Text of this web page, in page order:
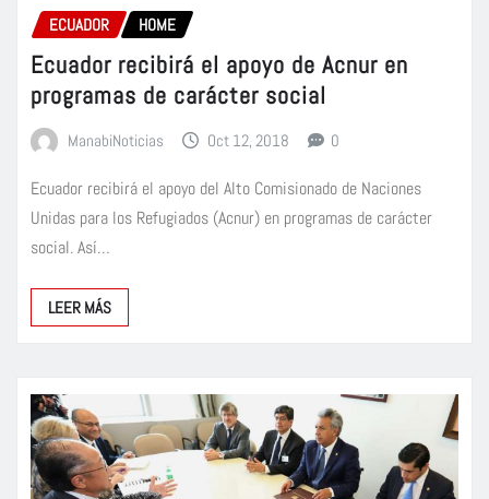
ECUADOR HOME
Ecuador recibirá el apoyo de Acnur en
programas de carácter social
ManabiNoticias Oct 12, 2018 0
Ecuador recibirá el apoyo del Alto Comisionado de Naciones
Unidas para los Refugiados (Acnur) en programas de carácter
social. Así…
LEER MÁS